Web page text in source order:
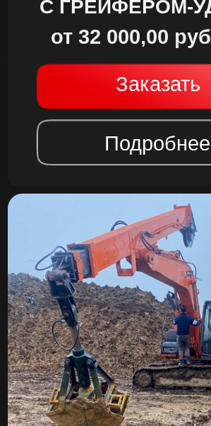
Преимущества использования
гусеничного экскаватора
в строительстве
На сегодняшний день аренда грейфера
пользуется большим спросом, ведь это
Заказать
Подробнее
С ГРЕЙФЕРОМ
от 35 000,00 руб./смена